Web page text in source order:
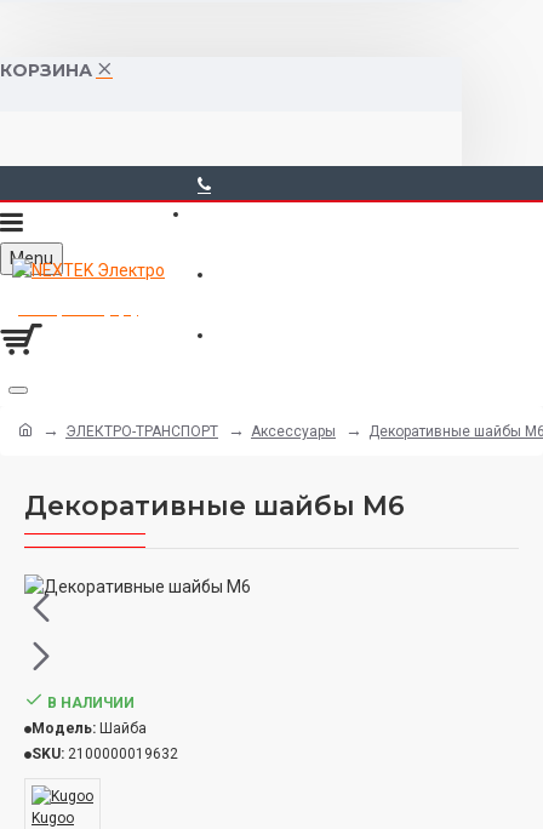
КОРЗИНА
Menu
ЭЛЕКТРО-ТРАНСПОРТ Аксессуары Декоративные шайбы
Декоративные шайбы М6
В НАЛИЧИИ
Модель: Шайба
SKU: 2100000019632
Kugoo